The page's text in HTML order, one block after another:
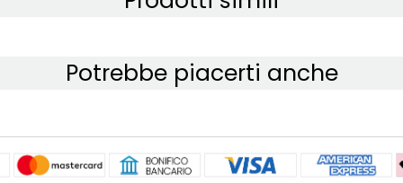
Potrebbe piacerti anche
Max Mara